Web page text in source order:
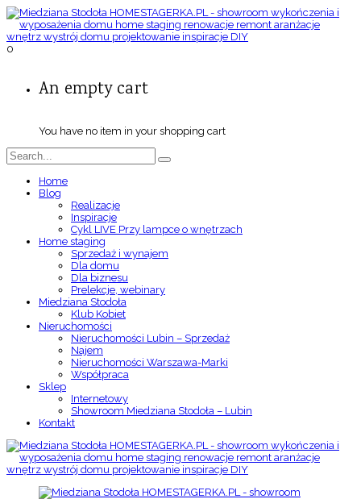
0
An empty cart
You have no item in your shopping cart
Home
Blog
Realizacje
Inspiracje
Cykl LIVE Przy lampce o wnętrzach
Home staging
Sprzedaż i wynajem
Dla domu
Dla biznesu
Prelekcje, webinary
Miedziana Stodoła
Klub Kobiet
Nieruchomości
Nieruchomości Lubin – Sprzedaż
Najem
Nieruchomości Warszawa-Marki
Współpraca
Sklep
Internetowy
Showroom Miedziana Stodoła – Lubin
Kontakt